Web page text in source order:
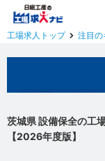
工場求人トップ 注目の
茨城県 設備保全の工
【2026年度版】